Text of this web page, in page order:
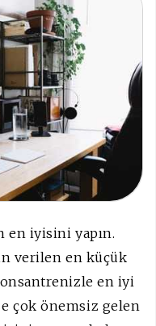
en iyisini yapın.
verilen en küçük
en iyi
çok önemsiz gelen